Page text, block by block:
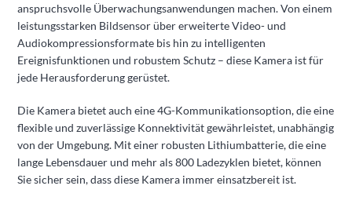
anspruchsvolle Überwachungsanwendungen machen. Von einem
leistungsstarken Bildsensor über erweiterte Video- und
Audiokompressionsformate bis hin zu intelligenten
Ereignisfunktionen und robustem Schutz – diese Kamera ist für
jede Herausforderung gerüstet.
Die Kamera bietet auch eine 4G-Kommunikationsoption, die eine
flexible und zuverlässige Konnektivität gewährleistet, unabhängig
von der Umgebung. Mit einer robusten Lithiumbatterie, die eine
lange Lebensdauer und mehr als 800 Ladezyklen bietet, können
Sie sicher sein, dass diese Kamera immer einsatzbereit ist.